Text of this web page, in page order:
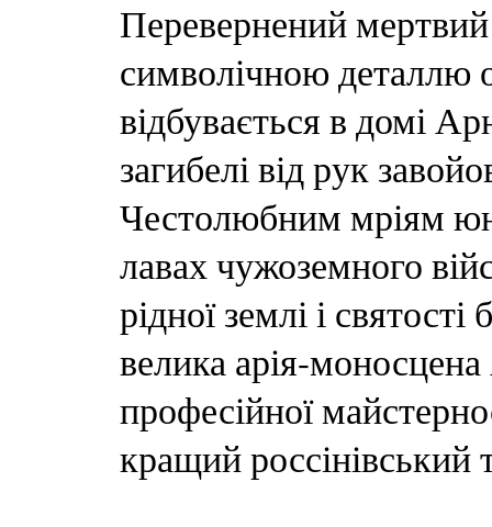
Перевернений
символічною деталлю
відбувається в домі
загибелі від рук
Честолюбним мріям
лавах чужоземного
рідної землі і
велика арія-
професійної
кращий